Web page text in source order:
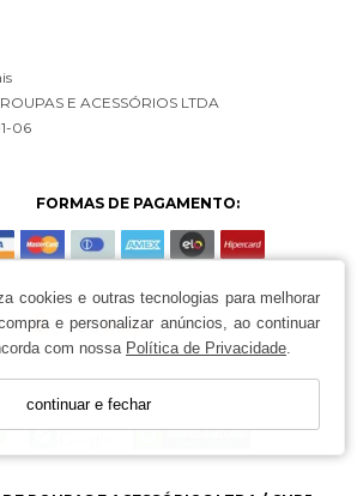
cookies e outras tecnologias para melhorar
e personalizar anúncios, ao continuar
com nossa Política de Privacidade.
continuar e fechar
E ACESSÓRIOS LTDA
06
FORMAS DE PAGAMENTO: